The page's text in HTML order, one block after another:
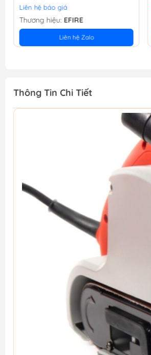
Liên hệ báo giá
Thương hiệu: EFIRE
Liên hệ Zalo
Thông Tin Chi Tiết